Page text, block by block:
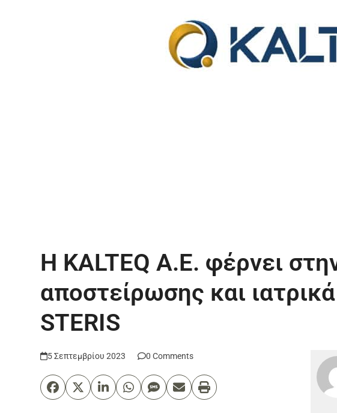
Η KALTEQ Α.Ε. φέρνει
αποστείρωσης και
STERIS
5 Σεπτεμβρίου 2023 0 Comments